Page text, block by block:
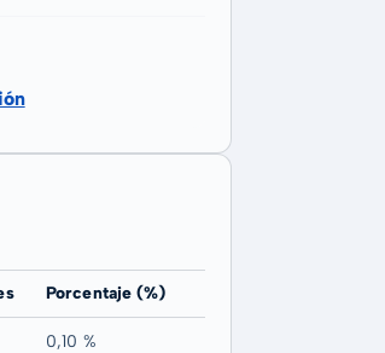
Porcentaje (%)
0,10 %